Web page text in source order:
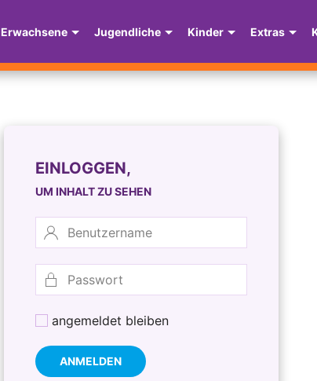
Erwachsene Jugendliche Kinder Extras
EINLOGGEN,
UM INHALT ZU SEHEN
angemeldet bleiben
ANMELDEN